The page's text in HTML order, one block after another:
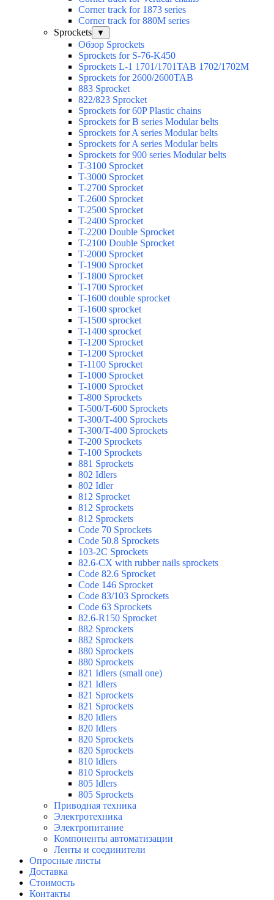
Corner track for 1873 series
Corner track for 880M series
Sprockets
▼
Обзор Sprockets
Sprockets for S-76-K450
Sprockets L-1 1701/1701TAB 1702/1702M
Sprockets for 2600/2600TAB
883 Sprocket
822/823 Sprocket
Sprockets for 60P Plastic chains
Sprockets for B series Modular belts
Sprockets for A series Modular belts
Sprockets for A series Modular belts
Sprockets for 900 series Modular belts
T-3100 Sprocket
T-3000 Sprocket
T-2700 Sprocket
T-2600 Sprocket
T-2500 Sprocket
T-2400 Sprocket
T-2200 Double Sprocket
T-2100 Double Sprocket
T-2000 Sprocket
T-1900 Sprocket
T-1800 Sprocket
T-1700 Sprocket
T-1600 double sprocket
T-1600 sprocket
T-1500 sprocket
T-1400 sprocket
T-1200 Sprocket
T-1200 Sprocket
T-1100 Sprocket
T-1000 Sprocket
T-1000 Sprocket
T-800 Sprockets
T-500/T-600 Sprockets
T-300/T-400 Sprockets
T-300/T-400 Sprockets
T-200 Sprockets
T-100 Sprockets
881 Sprockets
802 Idlers
802 Idler
812 Sprocket
812 Sprockets
812 Sprockets
Code 70 Sprockets
Code 50.8 Sprockets
103-2C Sprockets
82.6-CX with rubber nails sprockets
Code 82.6 Sprocket
Code 146 Sprocket
Code 83/103 Sprockets
Code 63 Sprockets
82.6-R150 Sprocket
882 Sprockets
882 Sprockets
880 Sprockets
880 Sprockets
821 Idlers (small one)
821 Idlers
821 Sprockets
821 Sprockets
820 Idlers
820 Idlers
820 Sprockets
820 Sprockets
810 Idlers
810 Sprockets
805 Idlers
805 Sprockets
Приводная техника
Электротехника
Электропитание
Компоненты автоматизации
Ленты и соединители
Опросные листы
Доставка
Стоимость
Контакты